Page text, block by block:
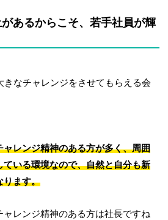
あるからこそ、若手社員が輝
きなチャレンジをさせてもらえる会
ャレンジ精神のある方が多く、周囲
いる環境なので、自然と自分も新
ります。
レンジ精神のある方は社長ですね